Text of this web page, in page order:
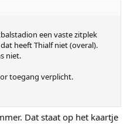
een vaste zitplek
heeft Thialf niet (overal).
niet.
toegang verplicht.
Dat staat op het kaartje